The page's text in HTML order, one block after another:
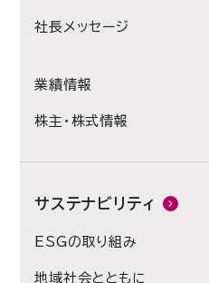
社長メッセージ
業績情報
株主・株式情報
サステナビリティ
ESGの取り組み
地域社会とともに